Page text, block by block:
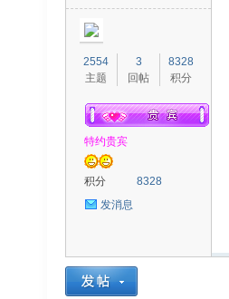
2554
主题
3
回帖
8328
积分
特约贵宾
积分
8328
发消息